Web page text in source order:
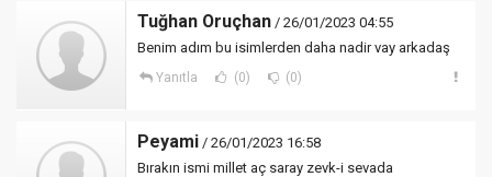
Tuğhan Oruçhan / 26/01/2023 04:55
Benim adım bu isimlerden daha nadir vay arkadaş
Yanıtla (0) (0)
Peyami / 26/01/2023 16:58
Bırakın ismi millet aç saray zevk-i sevada